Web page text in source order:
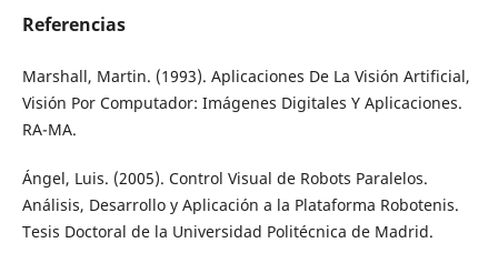
Referencias
Marshall, Martin. (1993). Aplicaciones De La Visión Artificial,
Visión Por Computador: Imágenes Digitales Y Aplicaciones.
RA-MA.
Ángel, Luis. (2005). Control Visual de Robots Paralelos.
Análisis, Desarrollo y Aplicación a la Plataforma Robotenis.
Tesis Doctoral de la Universidad Politécnica de Madrid.